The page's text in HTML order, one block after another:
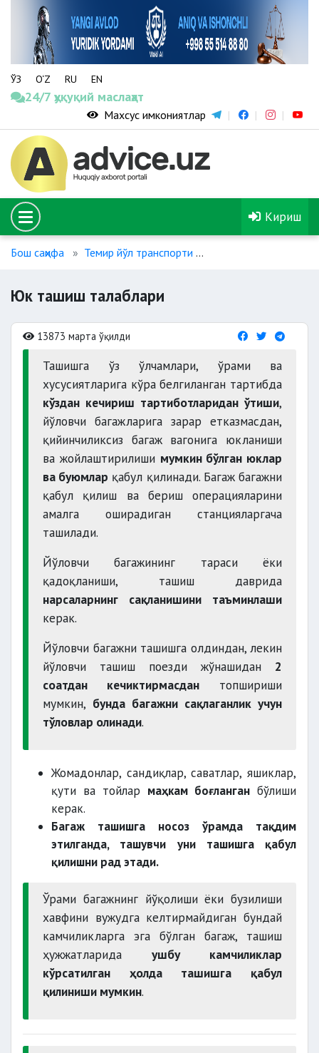
ЎЗ O‘Z RU EN
24/7 ҳуқуқий маслаҳат
Махсус имкониятлар
Кириш
Бош саҳифа Темир йўл транспорти
Юк ташиш талаблари
13873 марта ўқилди
Ташишга ўз ўлчамлари, ўрами ва
хусусиятларига кўра белгиланган тартибда
кўздан кечириш тартиботларидан ўтиши,
йўловчи багажларига зарар етказмасдан,
қийинчиликсиз багаж вагонига юкланиши
ва жойлаштирилиши мумкин бўлган юклар
ва буюмлар қабул қилинади. Багаж багажни
қабул қилиш ва бериш операцияларини
амалга оширадиган станцияларгача
ташилади.
Йўловчи багажининг тараси ёки
қадоқланиши, ташиш даврида
нарсаларнинг сақланишини таъминлаши
керак.
Йўловчи багажни ташишга олдиндан, лекин
йўловчи ташиш поезди жўнашидан 2
соатдан кечиктирмасдан топшириши
мумкин, бунда багажни сақлаганлик учун
тўловлар олинади.
Жомадонлар, сандиқлар, саватлар, яшиклар,
қути ва тойлар маҳкам боғланган бўлиши
керак.
Багаж ташишга носоз ўрамда тақдим
этилганда, ташувчи уни ташишга қабул
қилишни рад этади.
Ўрами багажнинг йўқолиши ёки бузилиши
хавфини вужудга келтирмайдиган бундай
камчиликларга эга бўлган багаж, ташиш
ҳужжатларида ушбу камчиликлар
кўрсатилган ҳолда ташишга қабул
қилиниши мумкин.